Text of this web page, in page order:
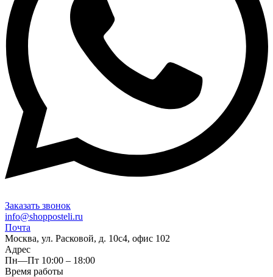
Заказать звонок
info@shopposteli.ru
Почта
Москва, ул. Расковой, д. 10с4, офис 102
Адрес
Пн—Пт 10:00 – 18:00
Время работы